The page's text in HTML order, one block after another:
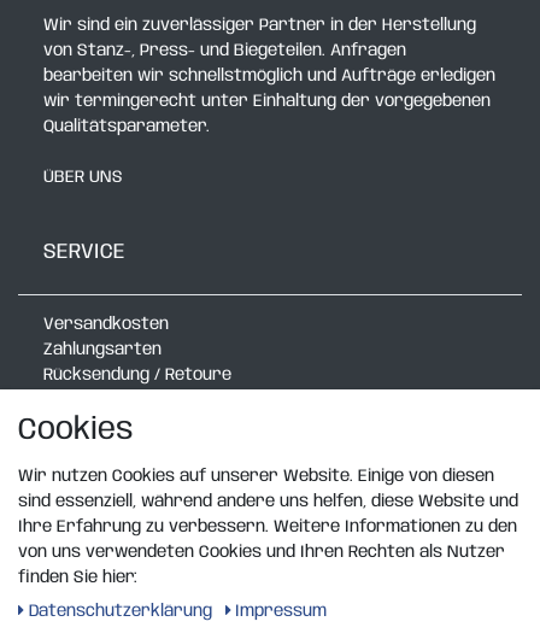
Wir sind ein zuverlässiger Partner in der Herstellung
von Stanz-, Press- und Biegeteilen. Anfragen
bearbeiten wir schnellstmöglich und Aufträge erledigen
wir termingerecht unter Einhaltung der vorgegebenen
Qualitätsparameter.
ÜBER UNS
SERVICE
Versandkosten
Zahlungsarten
Rücksendung / Retoure
Verlegerechner Schmal
Rasenkanten Katalog
Design Wandboard
RECHTLICHES
Cookies
Wir nutzen Cookies auf unserer Website. Einige von diesen
sind essenziell, während andere uns helfen, diese Website und
Ihre Erfahrung zu verbessern. Weitere Informationen zu den
von uns verwendeten Cookies und Ihren Rechten als Nutzer
finden Sie hier:
Daten­schutz­erklärung
Impressum